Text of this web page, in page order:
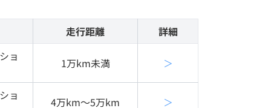
走行距離
詳細
ョ
1万km未満 ＞
ョ 4万km〜5万km ＞